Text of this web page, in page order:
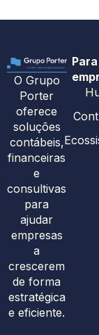
O Grupo
Porter
oferece
soluções
contábeis,
financeiras
e
consultivas
para
ajudar
empresas
a
crescerem
de forma
estratégica
e eficiente.